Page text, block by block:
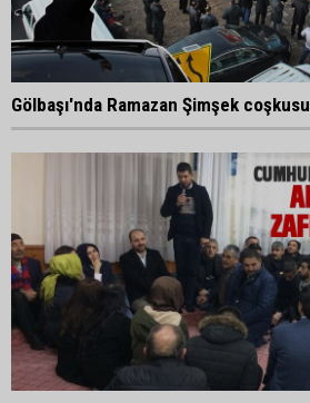
Gölbaşı'nda Ramazan Şimşek coşkusu